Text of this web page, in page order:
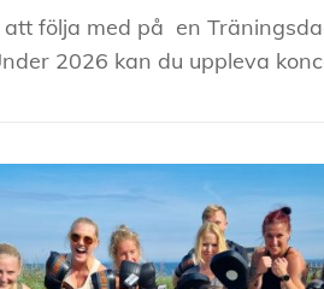
att följa med på en
2026 kan du uppleva